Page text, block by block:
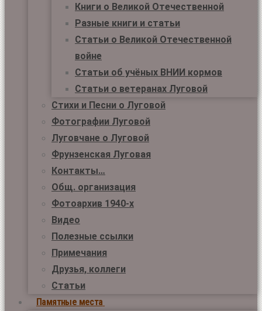
Книги о Великой Отечественной
Разные книги и статьи
Статьи о Великой Отечественной
войне
Статьи об учёных ВНИИ кормов
Статьи о ветеранах Луговой
Стихи и Песни о Луговой
Фотографии Луговой
Луговчане о Луговой
Фрунзенская Луговая
Контакты…
Общ. организация
Фотоархив 1940-х
Видео
Полезные ссылки
Примечания
Друзья, коллеги
Статьи
Памятные места